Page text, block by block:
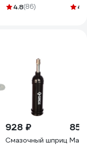
03.025.00028
4.8(86)
504.8
928 ₽
Смазочный шприц